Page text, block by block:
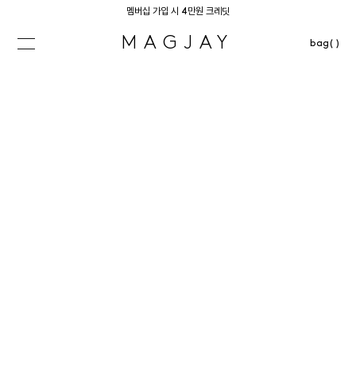
멤버십 가입 시 4만원 크레딧
MAGJAY bag( )